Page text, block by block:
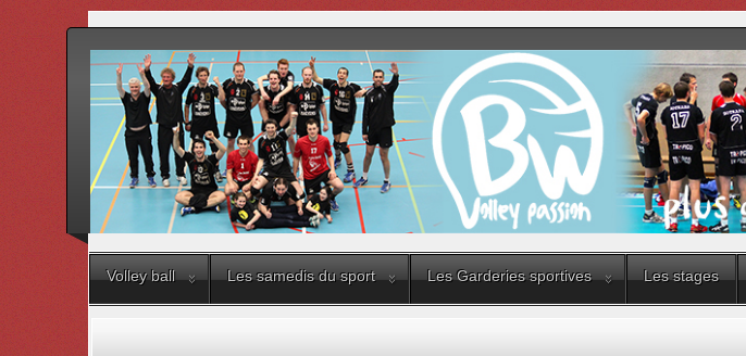
Volley ball Les samedis du sport Les Garderies sportives Les stages